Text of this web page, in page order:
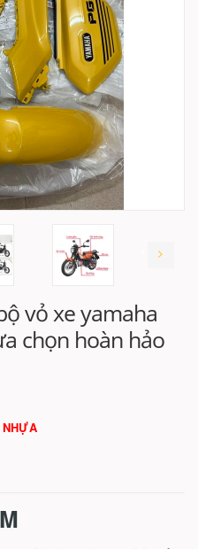
vỏ xe yamaha
chọn hoàn hảo